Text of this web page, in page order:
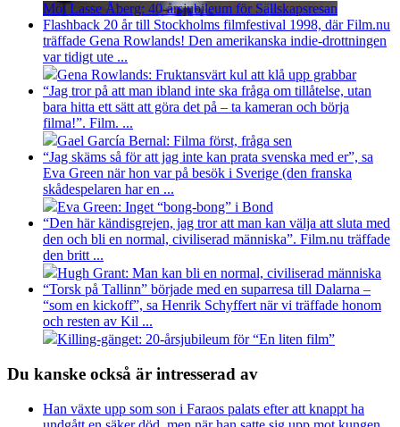
Möt Lasse Åberg: 40-årsjubileum för Sällskapsresan
Flashback 20 år till Stockholms filmfestival 1998, där Film.nu
träffade Gena Rowlands! Den amerikanska indie-drottningen
var tidigt ute ...
Gena Rowlands: Fruktansvärt kul att klå upp grabbar
“Jag tror på att man ibland inte ska fråga om tillåtelse, utan
bara hitta ett sätt att göra det på – ta kameran och börja
filma!”. Film. ...
Gael García Bernal: Filma först, fråga sen
“Jag skäms så för att jag inte kan prata svenska med er”, sa
Eva Green när hon var på besök i Sverige (den franska
skådespelaren har en ...
Eva Green: Inget “bong-bong” i Bond
“Den här kändisgrejen, jag tror att man kan välja att sluta med
den och bli en normal, civiliserad människa”. Film.nu träffade
den britt ...
Hugh Grant: Man kan bli en normal, civiliserad människa
“Torsk på Tallinn” började med en suparresa till Dalarna –
“som en kickoff”, sa Henrik Schyffert när vi träffade honom
och resten av Kil ...
Killing-gänget: 20-årsjubileum för “En liten film”
Du kanske också är intresserad av
Han växte upp som son i Faraos palats efter att knappt ha